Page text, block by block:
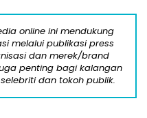
online ini mendukung
melalui publikasi press
dan merek/brand
penting bagi kalangan
dan tokoh publik.